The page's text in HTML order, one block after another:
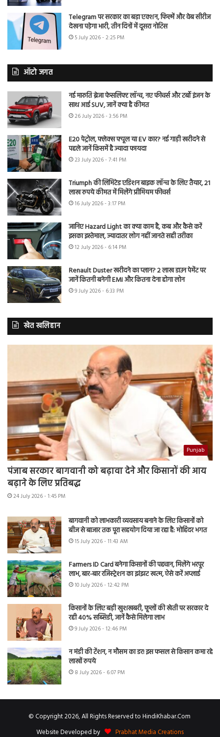
Telegram पर सरकार का बड़ा एक्शन, फिल्में और वेब सीरीज
देखना पड़ेगा भारी, तीन दिनों में दूसरा नोटिस
5 July 2026 - 2:25 PM
ऑटो जगत
नई मारुति ब्रेजा फेसलिफ्ट लॉन्च, नए फीचर्स और टर्बो इंजन के
साथ आई SUV, जानें क्या है कीमत
26 July 2026 - 3:56 PM
E20 पेट्रोल, फ्लेक्स फ्यूल या EV कार? नई गाड़ी खरीदने से
पहले जानें किसमें है ज्यादा फायदा
23 July 2026 - 7:41 PM
Triumph की लिमिटेड एडिशन बाइक लॉन्च के लिए तैयार, 21
लाख रुपये कीमत में मिलेंगे प्रीमियम फीचर्स
16 July 2026 - 3:17 PM
जानिए Hazard Light का क्या काम है, कब और कैसे करें
इसका इस्तेमाल, ज्यादातर लोग नहीं जानते सही तरीका
12 July 2026 - 6:14 PM
Renault Duster खरीदने का प्लान? 2 लाख डाउन पेमेंट पर
जानें कितनी बनेगी EMI और कितना देना होगा लोन
9 July 2026 - 6:33 PM
खेत खलिहान
Punjab
पंजाब सरकार बागवानी को बढ़ावा देने और किसानों की आय
बढ़ाने के लिए प्रतिबद्ध
24 July 2026 - 1:45 PM
बागवानी को लाभकारी व्यवसाय बनाने के लिए किसानों को
बीज से बाजार तक पूरा सहयोग दिया जा रहा है: मोहिंदर भगत
15 July 2026 - 11:43 AM
Farmers ID Card बनेगा किसानों की पहचान, मिलेंगे भरपूर
लाभ, बार-बार रजिस्ट्रेशन का झंझट खत्म, ऐसे करें अप्लाई
10 July 2026 - 12:42 PM
किसानों के लिए बड़ी खुशखबरी, फूलों की खेती पर सरकार दे
रही 40% सब्सिडी, जानें कैसे मिलेगा लाभ
9 July 2026 - 12:46 PM
न मंडी की टेंशन, न मौसम का डर! इस फसल से किसान कमा रहे
लाखों रुपये
8 July 2026 - 6:07 PM
© Copyright 2026, All Rights Reserved to HindiKhabar.Com
Website Developed by
Prabhat Media Creations